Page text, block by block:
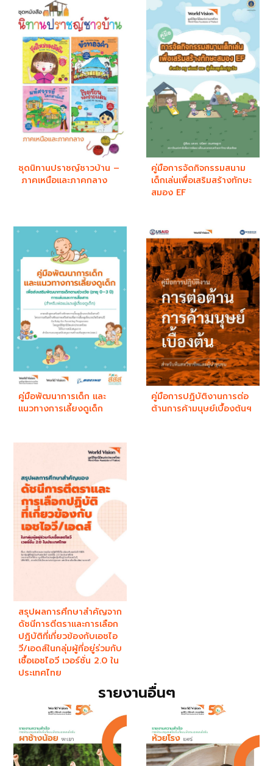
ชุดนิทานปราชญ์ชาวบ้าน –
ภาคเหนือและภาคกลาง
คู่มือการจัดกิจกรรมสนาม
เด็กเล่นเพื่อเสริมสร้างทักษะ
สมอง EF
คู่มือพัฒนาการเด็ก และ
แนวทางการเลี้ยงดูเด็ก
คู่มือการปฏิบัติงานการต่อ
ต้านการค้ามนุษย์เบื้องต้นฯ
สรุปผลการศึกษาสำคัญจาก
ดัชนีการตีตราและการเลือก
ปฏิบัติที่เกี่ยวข้องกับเอชไอ
วี/เอดส์ในกลุ่มผู้ที่อยู่ร่วมกับ
เชื้อเอชไอวี เวอร์ชั่น 2.0 ใน
ประเทศไทย
รายงานอื่นๆ